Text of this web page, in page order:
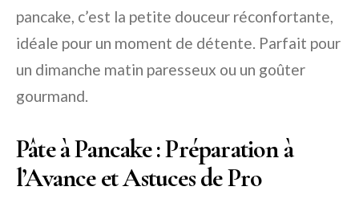
pancake, c’est la petite douceur réconfortante,
idéale pour un moment de détente. Parfait pour
un dimanche matin paresseux ou un goûter
gourmand.
Pâte à Pancake : Préparation à
l’Avance et Astuces de Pro